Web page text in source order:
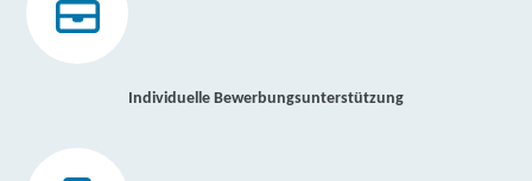
Individuelle Bewerbungsunterstützung